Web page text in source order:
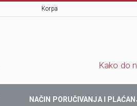
Korpa
Kako do
NAČIN PORUČIVANJA I